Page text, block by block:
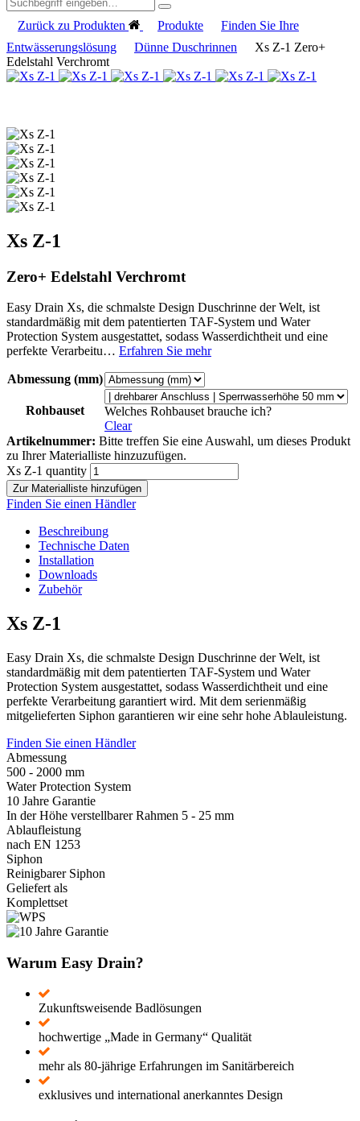
Zurück zu Produkten Produkte
Finden Sie Ihre
Entwässerungslösung
Dünne Duschrinnen
Xs Z-1 Zero+
Edelstahl Verchromt
Xs Z-1
Zero+ Edelstahl Verchromt
Easy Drain Xs, die schmalste Design Duschrinne der Welt, ist
standardmäßig mit dem patentierten TAF-System und Water
Protection System ausgestattet, sodass Wasserdichtheit und eine
perfekte Verarbeitu… Erfahren Sie mehr
Abmessung (mm)
Rohbauset
Welches Rohbauset brauche ich?
Clear
Artikelnummer: Bitte treffen Sie eine Auswahl, um dieses Produkt
zu Ihrer Materialliste hinzuzufügen.
Xs Z-1 quantity
Zur Materialliste hinzufügen
Finden Sie einen Händler
Beschreibung
Technische Daten
Installation
Downloads
Zubehör
Xs Z-1
Easy Drain Xs, die schmalste Design Duschrinne der Welt, ist
standardmäßig mit dem patentierten TAF-System und Water
Protection System ausgestattet, sodass Wasserdichtheit und eine
perfekte Verarbeitung garantiert wird. Mit dem serienmäßig
mitgelieferten Siphon garantieren wir eine sehr hohe Ablauleistung.
Finden Sie einen Händler
Abmessung
500 - 2000 mm
Water Protection System
10 Jahre Garantie
In der Höhe verstellbarer Rahmen 5 - 25 mm
Ablaufleistung
nach EN 1253
Siphon
Reinigbarer Siphon
Geliefert als
Komplettset
Warum Easy Drain?
Zukunftsweisende Badlösungen
hochwertige „Made in Germany“ Qualität
mehr als 80-jährige Erfahrungen im Sanitärbereich
exklusives und international anerkanntes Design